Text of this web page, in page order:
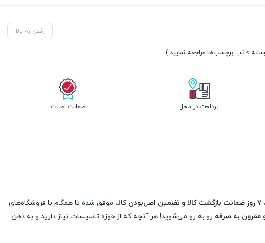
رفتن به بالا
پرداخت در محل ضمانت اصالت
، موفق شده تا همگام با فروشگاه‌های
مقرون به صرفه رو به رو می‌شوید! هر آنچه که از حوزه تاسیسات نیاز دارید و به ذهن